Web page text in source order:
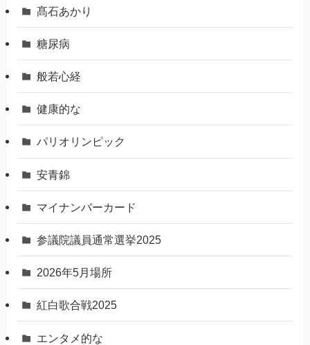
髙石あかり
糖尿病
般若心経
健康的な
パリオリンピック
安青錦
マイナンバーカード
参議院議員通常選挙2025
2026年5月場所
紅白歌合戦2025
エンタメ的な